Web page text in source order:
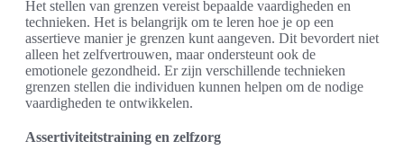
Het stellen van grenzen vereist bepaalde vaardigheden en
technieken. Het is belangrijk om te leren hoe je op een
assertieve manier je grenzen kunt aangeven. Dit bevordert niet
alleen het zelfvertrouwen, maar ondersteunt ook de
emotionele gezondheid. Er zijn verschillende technieken
grenzen stellen die individuen kunnen helpen om de nodige
vaardigheden te ontwikkelen.
Assertiviteitstraining en zelfzorg